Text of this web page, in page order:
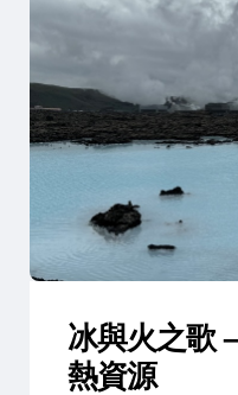
冰與火之歌
熱資源